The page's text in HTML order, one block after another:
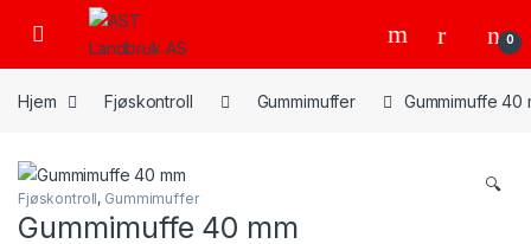
Skip to navigation
Skip to content
Open 0
Hjem Fjøskontroll Gummimuffer Gummimuffe 40
🔍
Fjøskontroll, Gummimuffer
Gummimuffe 40 mm